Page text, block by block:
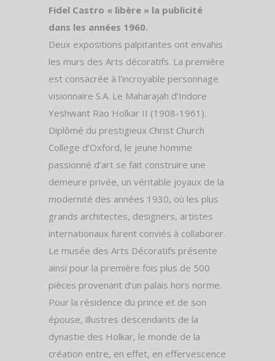
Fidel Castro « libère » la publicité
dans les années 1960.
Deux expositions palpitantes ont envahis
les murs des Arts décoratifs. La première
est consacrée à l’incroyable personnage
visionnaire S.A. Le Maharajah d’Indore
Yeshwant Rao Holkar II (1908-1961).
Diplômé du prestigieux Christ Church
College d’Oxford, le jeune homme
passionné d’art se fait construire une
demeure privée, un véritable joyaux de la
modernité des années 1930, où les plus
grands architectes, designers, artistes
internationaux furent conviés à collaborer.
Le musée des Arts Décoratifs présente
ainsi pour la première fois plus de 500
pièces provenant d’un palais hors norme.
Pour la résidence du prince et de son
épouse, illustres descendants de la
dynastie des Holkar, le monde de la
création entre, en effet, en effervescence